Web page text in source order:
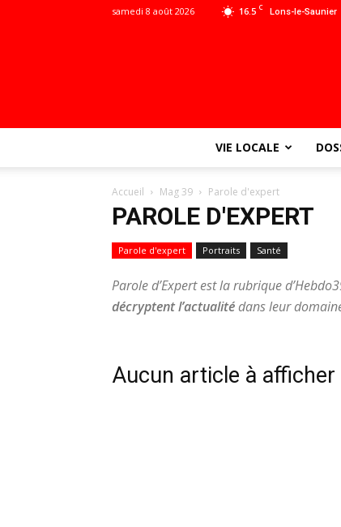
16.5 C Lons-le-Saunier
samedi 8 août 2026
VIE LOCALE
Accueil Mag 39 Parole d'expert
PAROLE D'EXPERT
Parole d'expert Portraits Santé
Parole d’Expert est la rubrique
décryptent l’actualitédans leur
Aucun article à afficher